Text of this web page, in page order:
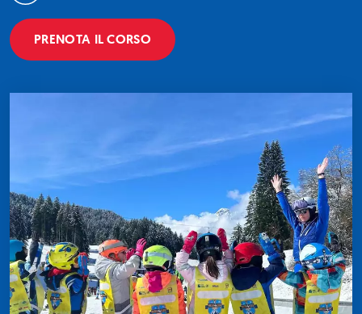
PRENOTA IL CORSO